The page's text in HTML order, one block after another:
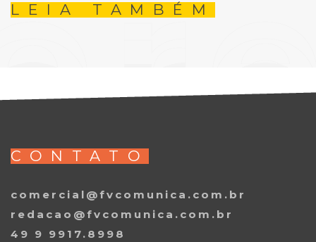
LEIA TAMBÉM
CONTATO
comercial@fvcomunica.com.br
redacao@fvcomunica.com.br
49 9 9917.8998